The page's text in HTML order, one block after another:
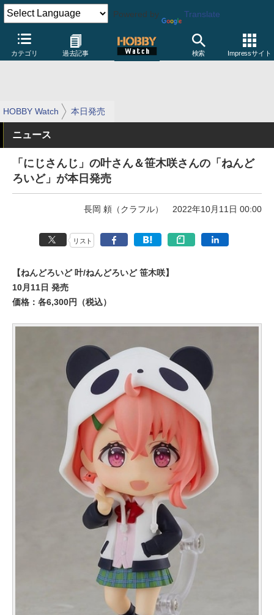
Powered by Translate
カテゴリ 過去記事 検索 Impressサイト
HOBBY Watch 本日発売
ニュース
「にじさんじ」の叶さん＆笹木咲さんの「ねんど
ろいど」が本日発売
長岡 頼（クラフル） 2022年10月11日 00:00
リスト
【ねんどろいど 叶/ねんどろいど 笹木咲】
10月11日 発売
価格：各6,300円（税込）